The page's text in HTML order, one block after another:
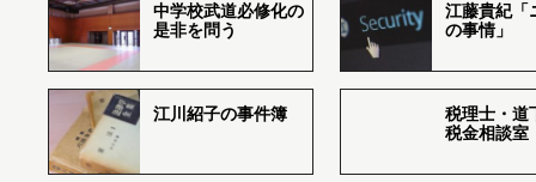
中学校武道必修化の
是非を問う
江藤貴紀「
の事情」
江川紹子の事件簿
税理士・道
税金相談室